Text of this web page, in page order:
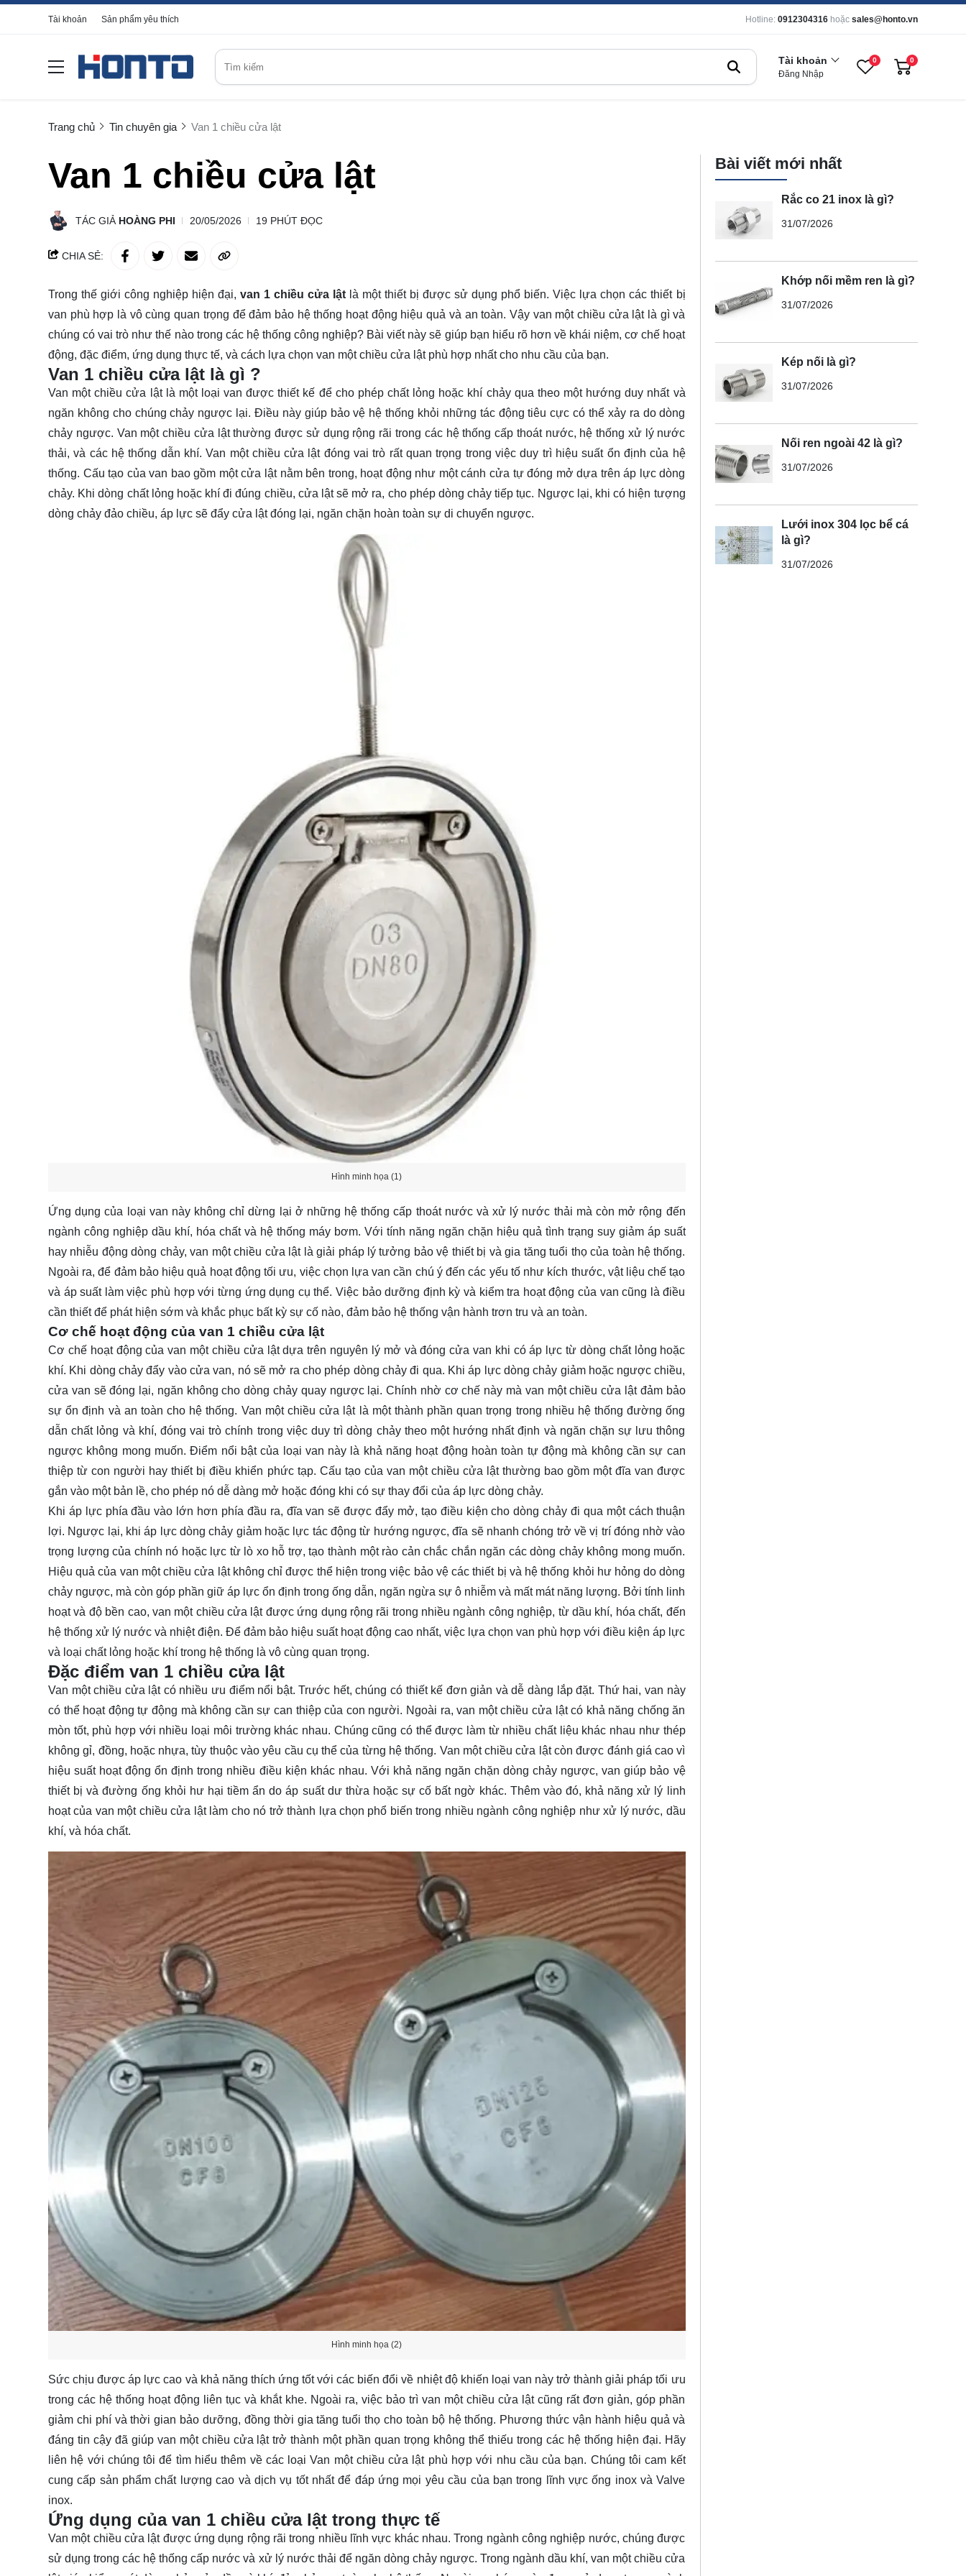
Tài khoản Sản phẩm yêu thích Hotline: 0912304316 hoặc sales@honto.vn
Tài khoản
Đăng Nhập
0 0
Trang chủ Tin chuyên gia Van 1 chiều cửa lật
Van 1 chiều cửa lật
TÁC GIẢ HOÀNG PHI 20/05/2026 19 PHÚT ĐỌC
CHIA SẺ:
Trong thế giới công nghiệp hiện đại, van 1 chiều cửa lật là một thiết bị được sử dụng phổ biến. Việc lựa chọn các thiết bị
van phù hợp là vô cùng quan trọng để đảm bảo hệ thống hoạt động hiệu quả và an toàn. Vậy van một chiều cửa lật là gì và
chúng có vai trò như thế nào trong các hệ thống công nghiệp? Bài viết này sẽ giúp bạn hiểu rõ hơn về khái niệm, cơ chế hoạt
động, đặc điểm, ứng dụng thực tế, và cách lựa chọn van một chiều cửa lật phù hợp nhất cho nhu cầu của bạn.
Van 1 chiều cửa lật là gì ?
Van một chiều cửa lật là một loại van được thiết kế để cho phép chất lỏng hoặc khí chảy qua theo một hướng duy nhất và
ngăn không cho chúng chảy ngược lại. Điều này giúp bảo vệ hệ thống khỏi những tác động tiêu cực có thể xảy ra do dòng
chảy ngược. Van một chiều cửa lật thường được sử dụng rộng rãi trong các hệ thống cấp thoát nước, hệ thống xử lý nước
thải, và các hệ thống dẫn khí. Van một chiều cửa lật đóng vai trò rất quan trọng trong việc duy trì hiệu suất ổn định của hệ
thống. Cấu tạo của van bao gồm một cửa lật nằm bên trong, hoạt động như một cánh cửa tự đóng mở dựa trên áp lực dòng
chảy. Khi dòng chất lỏng hoặc khí đi đúng chiều, cửa lật sẽ mở ra, cho phép dòng chảy tiếp tục. Ngược lại, khi có hiện tượng
dòng chảy đảo chiều, áp lực sẽ đẩy cửa lật đóng lại, ngăn chặn hoàn toàn sự di chuyển ngược.
Hình minh họa (1)
Ứng dụng của loại van này không chỉ dừng lại ở những hệ thống cấp thoát nước và xử lý nước thải mà còn mở rộng đến
ngành công nghiệp dầu khí, hóa chất và hệ thống máy bơm. Với tính năng ngăn chặn hiệu quả tình trạng suy giảm áp suất
hay nhiễu động dòng chảy, van một chiều cửa lật là giải pháp lý tưởng bảo vệ thiết bị và gia tăng tuổi thọ của toàn hệ thống.
Ngoài ra, để đảm bảo hiệu quả hoạt động tối ưu, việc chọn lựa van cần chú ý đến các yếu tố như kích thước, vật liệu chế tạo
và áp suất làm việc phù hợp với từng ứng dụng cụ thể. Việc bảo dưỡng định kỳ và kiểm tra hoạt động của van cũng là điều
cần thiết để phát hiện sớm và khắc phục bất kỳ sự cố nào, đảm bảo hệ thống vận hành trơn tru và an toàn.
Cơ chế hoạt động của van 1 chiều cửa lật
Cơ chế hoạt động của van một chiều cửa lật dựa trên nguyên lý mở và đóng cửa van khi có áp lực từ dòng chất lỏng hoặc
khí. Khi dòng chảy đẩy vào cửa van, nó sẽ mở ra cho phép dòng chảy đi qua. Khi áp lực dòng chảy giảm hoặc ngược chiều,
cửa van sẽ đóng lại, ngăn không cho dòng chảy quay ngược lại. Chính nhờ cơ chế này mà van một chiều cửa lật đảm bảo
sự ổn định và an toàn cho hệ thống. Van một chiều cửa lật là một thành phần quan trọng trong nhiều hệ thống đường ống
dẫn chất lỏng và khí, đóng vai trò chính trong việc duy trì dòng chảy theo một hướng nhất định và ngăn chặn sự lưu thông
ngược không mong muốn. Điểm nổi bật của loại van này là khả năng hoạt động hoàn toàn tự động mà không cần sự can
thiệp từ con người hay thiết bị điều khiển phức tạp. Cấu tạo của van một chiều cửa lật thường bao gồm một đĩa van được
gắn vào một bản lề, cho phép nó dễ dàng mở hoặc đóng khi có sự thay đổi của áp lực dòng chảy.
Khi áp lực phía đầu vào lớn hơn phía đầu ra, đĩa van sẽ được đẩy mở, tạo điều kiện cho dòng chảy đi qua một cách thuận
lợi. Ngược lại, khi áp lực dòng chảy giảm hoặc lực tác động từ hướng ngược, đĩa sẽ nhanh chóng trở về vị trí đóng nhờ vào
trọng lượng của chính nó hoặc lực từ lò xo hỗ trợ, tạo thành một rào cản chắc chắn ngăn các dòng chảy không mong muốn.
Hiệu quả của van một chiều cửa lật không chỉ được thể hiện trong việc bảo vệ các thiết bị và hệ thống khỏi hư hỏng do dòng
chảy ngược, mà còn góp phần giữ áp lực ổn định trong ống dẫn, ngăn ngừa sự ô nhiễm và mất mát năng lượng. Bởi tính linh
hoạt và độ bền cao, van một chiều cửa lật được ứng dụng rộng rãi trong nhiều ngành công nghiệp, từ dầu khí, hóa chất, đến
hệ thống xử lý nước và nhiệt điện. Để đảm bảo hiệu suất hoạt động cao nhất, việc lựa chọn van phù hợp với điều kiện áp lực
và loại chất lỏng hoặc khí trong hệ thống là vô cùng quan trọng.
Đặc điểm van 1 chiều cửa lật
Van một chiều cửa lật có nhiều ưu điểm nổi bật. Trước hết, chúng có thiết kế đơn giản và dễ dàng lắp đặt. Thứ hai, van này
có thể hoạt động tự động mà không cần sự can thiệp của con người. Ngoài ra, van một chiều cửa lật có khả năng chống ăn
mòn tốt, phù hợp với nhiều loại môi trường khác nhau. Chúng cũng có thể được làm từ nhiều chất liệu khác nhau như thép
không gỉ, đồng, hoặc nhựa, tùy thuộc vào yêu cầu cụ thể của từng hệ thống. Van một chiều cửa lật còn được đánh giá cao vì
hiệu suất hoạt động ổn định trong nhiều điều kiện khác nhau. Với khả năng ngăn chặn dòng chảy ngược, van giúp bảo vệ
thiết bị và đường ống khỏi hư hại tiềm ẩn do áp suất dư thừa hoặc sự cố bất ngờ khác. Thêm vào đó, khả năng xử lý linh
hoạt của van một chiều cửa lật làm cho nó trở thành lựa chọn phổ biến trong nhiều ngành công nghiệp như xử lý nước, dầu
khí, và hóa chất.
Hình minh họa (2)
Sức chịu được áp lực cao và khả năng thích ứng tốt với các biến đổi về nhiệt độ khiến loại van này trở thành giải pháp tối ưu
trong các hệ thống hoạt động liên tục và khắt khe. Ngoài ra, việc bảo trì van một chiều cửa lật cũng rất đơn giản, góp phần
giảm chi phí và thời gian bảo dưỡng, đồng thời gia tăng tuổi thọ cho toàn bộ hệ thống. Phương thức vận hành hiệu quả và
đáng tin cậy đã giúp van một chiều cửa lật trở thành một phần quan trọng không thể thiếu trong các hệ thống hiện đại. Hãy
liên hệ với chúng tôi để tìm hiểu thêm về các loại Van một chiều cửa lật phù hợp với nhu cầu của bạn. Chúng tôi cam kết
cung cấp sản phẩm chất lượng cao và dịch vụ tốt nhất để đáp ứng mọi yêu cầu của bạn trong lĩnh vực ống inox và Valve
inox.
Ứng dụng của van 1 chiều cửa lật trong thực tế
Van một chiều cửa lật được ứng dụng rộng rãi trong nhiều lĩnh vực khác nhau. Trong ngành công nghiệp nước, chúng được
sử dụng trong các hệ thống cấp nước và xử lý nước thải để ngăn dòng chảy ngược. Trong ngành dầu khí, van một chiều cửa
Bài viết mới nhất
Rắc co 21 inox là gì?
31/07/2026
Khớp nối mềm ren là gì?
31/07/2026
Kép nối là gì?
31/07/2026
Nối ren ngoài 42 là gì?
31/07/2026
Lưới inox 304 lọc bể cá
là gì?
31/07/2026